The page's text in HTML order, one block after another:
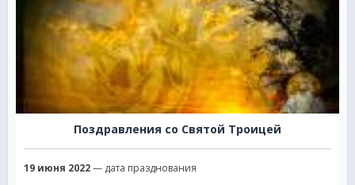
Поздравления со Святой Троицей
19 июня 2022— дата празднования